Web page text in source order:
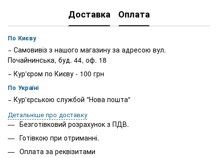
Доставка Оплата
По Києву
− Самовивіз з нашого магазину за адресою вул.
Почайнинська, буд. 44, оф. 18
− Кур'єром по Києву - 100 грн
По Україні
− Кур'єрською службой "Нова пошта"
Детальніше про доставку
Безготівковий розрахунок з ПДВ.
Готівкою при отриманні.
Оплата за реквізитами